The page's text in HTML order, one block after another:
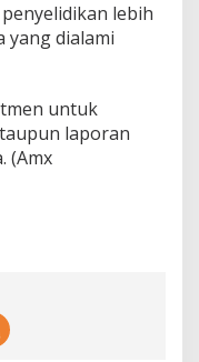
lebih
yang dialami
untuk
laporan
(Amx